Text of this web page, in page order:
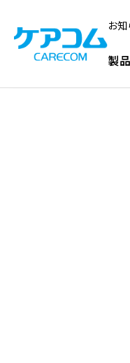
お
製